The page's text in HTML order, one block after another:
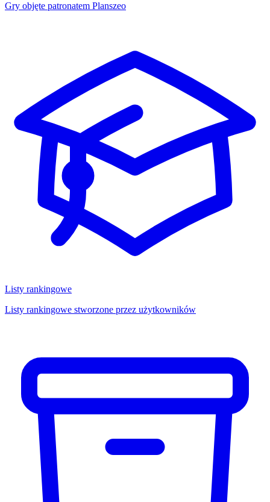
Gry objęte patronatem Planszeo
Listy rankingowe
Listy rankingowe stworzone przez użytkowników